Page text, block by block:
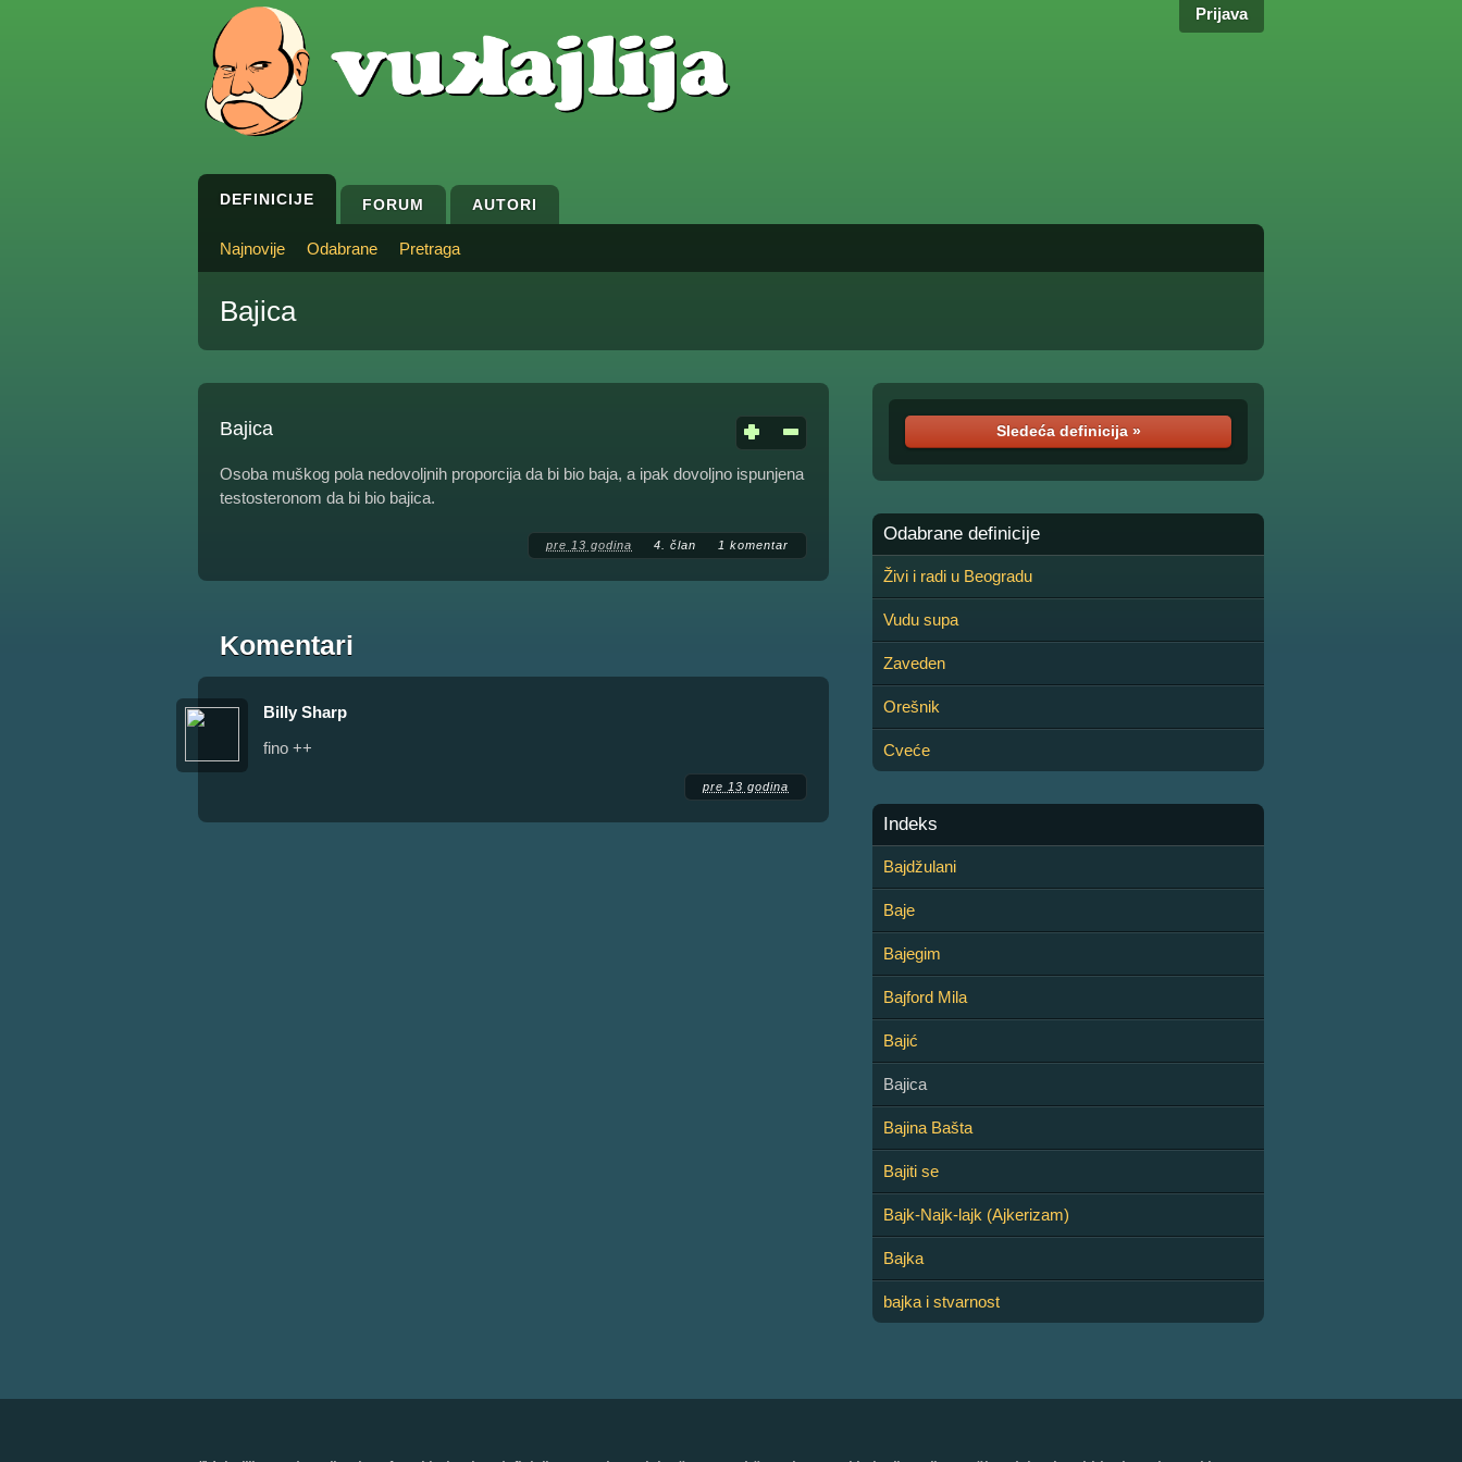
Prijava
DEFINICIJE FORUM AUTORI
Najnovije Odabrane Pretraga
Bajica
Bajica
Osoba muškog pola nedovoljnih proporcija da bi bio baja, a ipak dovoljno ispunjena
testosteronom da bi bio bajica.
pre 13 godina 4. član 1 komentar
Komentari
Billy Sharp
fino ++
pre 13 godina
Sledeća definicija »
Odabrane definicije
Živi i radi u Beogradu
Vudu supa
Zaveden
Orešnik
Cveće
Indeks
Bajdžulani
Baje
Bajegim
Bajford Mila
Bajić
Bajica
Bajina Bašta
Bajiti se
Bajk-Najk-lajk (Ajkerizam)
Bajka
bajka i stvarnost